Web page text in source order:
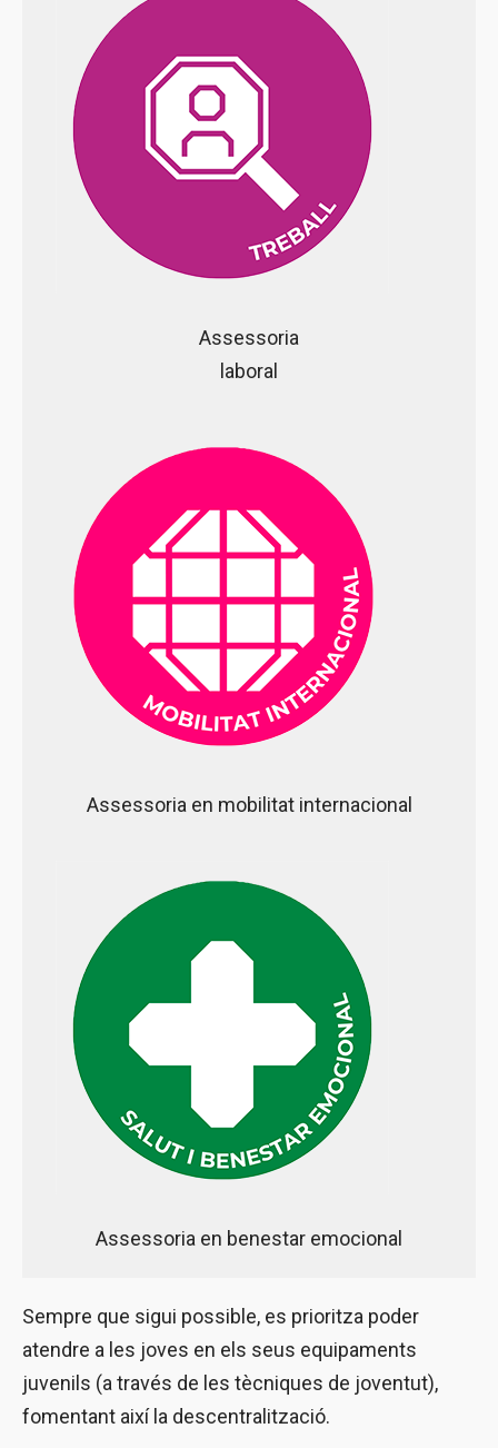
Assessoria
laboral
Assessoria en mobilitat internacional
Assessoria en benestar emocional
Sempre que sigui possible, es prioritza poder
atendre a les joves en els seus equipaments
juvenils (a través de les tècniques de joventut),
fomentant així la descentralització.